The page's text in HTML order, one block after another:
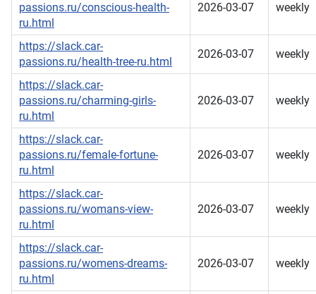
passions.ru/conscious-health-
ru.html
2026-03-07 weekly
https://slack.car-
passions.ru/health-tree-ru.html
2026-03-07 weekly
https://slack.car-
passions.ru/charming-girls-
ru.html
2026-03-07 weekly
https://slack.car-
passions.ru/female-fortune-
ru.html
2026-03-07 weekly
https://slack.car-
passions.ru/womans-view-
ru.html
2026-03-07 weekly
https://slack.car-
passions.ru/womens-dreams-
ru.html
2026-03-07 weekly